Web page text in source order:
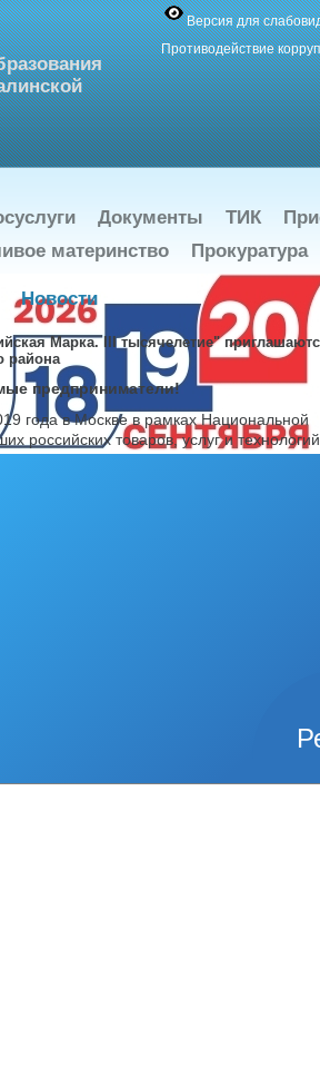
Версия для
Противодействие
Документы ТИК
материнство Прокуратура
Новости
Марка. III тысячелетие"
района
предприниматели!
года в Москве в рамках Национальной
российских товаров, услуг и технологий
«Всероссийская Марка. (III тысячелетие).